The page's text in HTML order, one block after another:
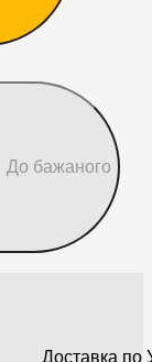
До бажаного
Доставка по